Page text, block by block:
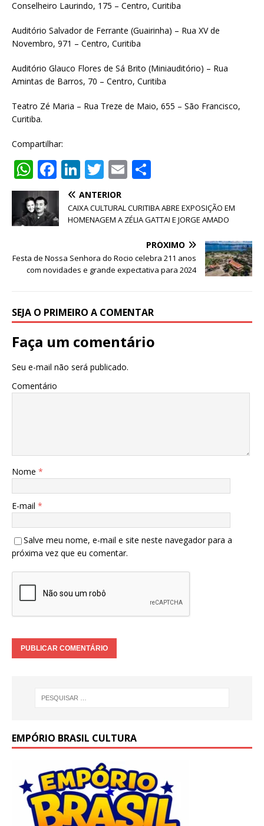
Conselheiro Laurindo, 175 – Centro, Curitiba
Auditório Salvador de Ferrante (Guairinha) – Rua XV de
Novembro, 971 – Centro, Curitiba
Auditório Glauco Flores de Sá Brito (Miniauditório) – Rua
Amintas de Barros, 70 – Centro, Curitiba
Teatro Zé Maria – Rua Treze de Maio, 655 – São Francisco,
Curitiba.
Compartilhar:
W
h
at
s
p
F
a
c
e
o
Li
n
k
e
n
T
w
it
te
E
ai
l
ar
e
ANTERIOR
CAIXA CULTURAL CURITIBA ABRE EXPOSIÇÃO EM
HOMENAGEM A ZÉLIA GATTAI E JORGE AMADO
PRÓXIMO
Festa de Nossa Senhora do Rocio celebra 211 anos
com novidades e grande expectativa para 2024
SEJA O PRIMEIRO A COMENTAR
Faça um comentário
Seu e-mail não será publicado.
Comentário
Nome *
E-mail *
Salve meu nome, e-mail e site neste navegador para a
próxima vez que eu comentar.
EMPÓRIO BRASIL CULTURA